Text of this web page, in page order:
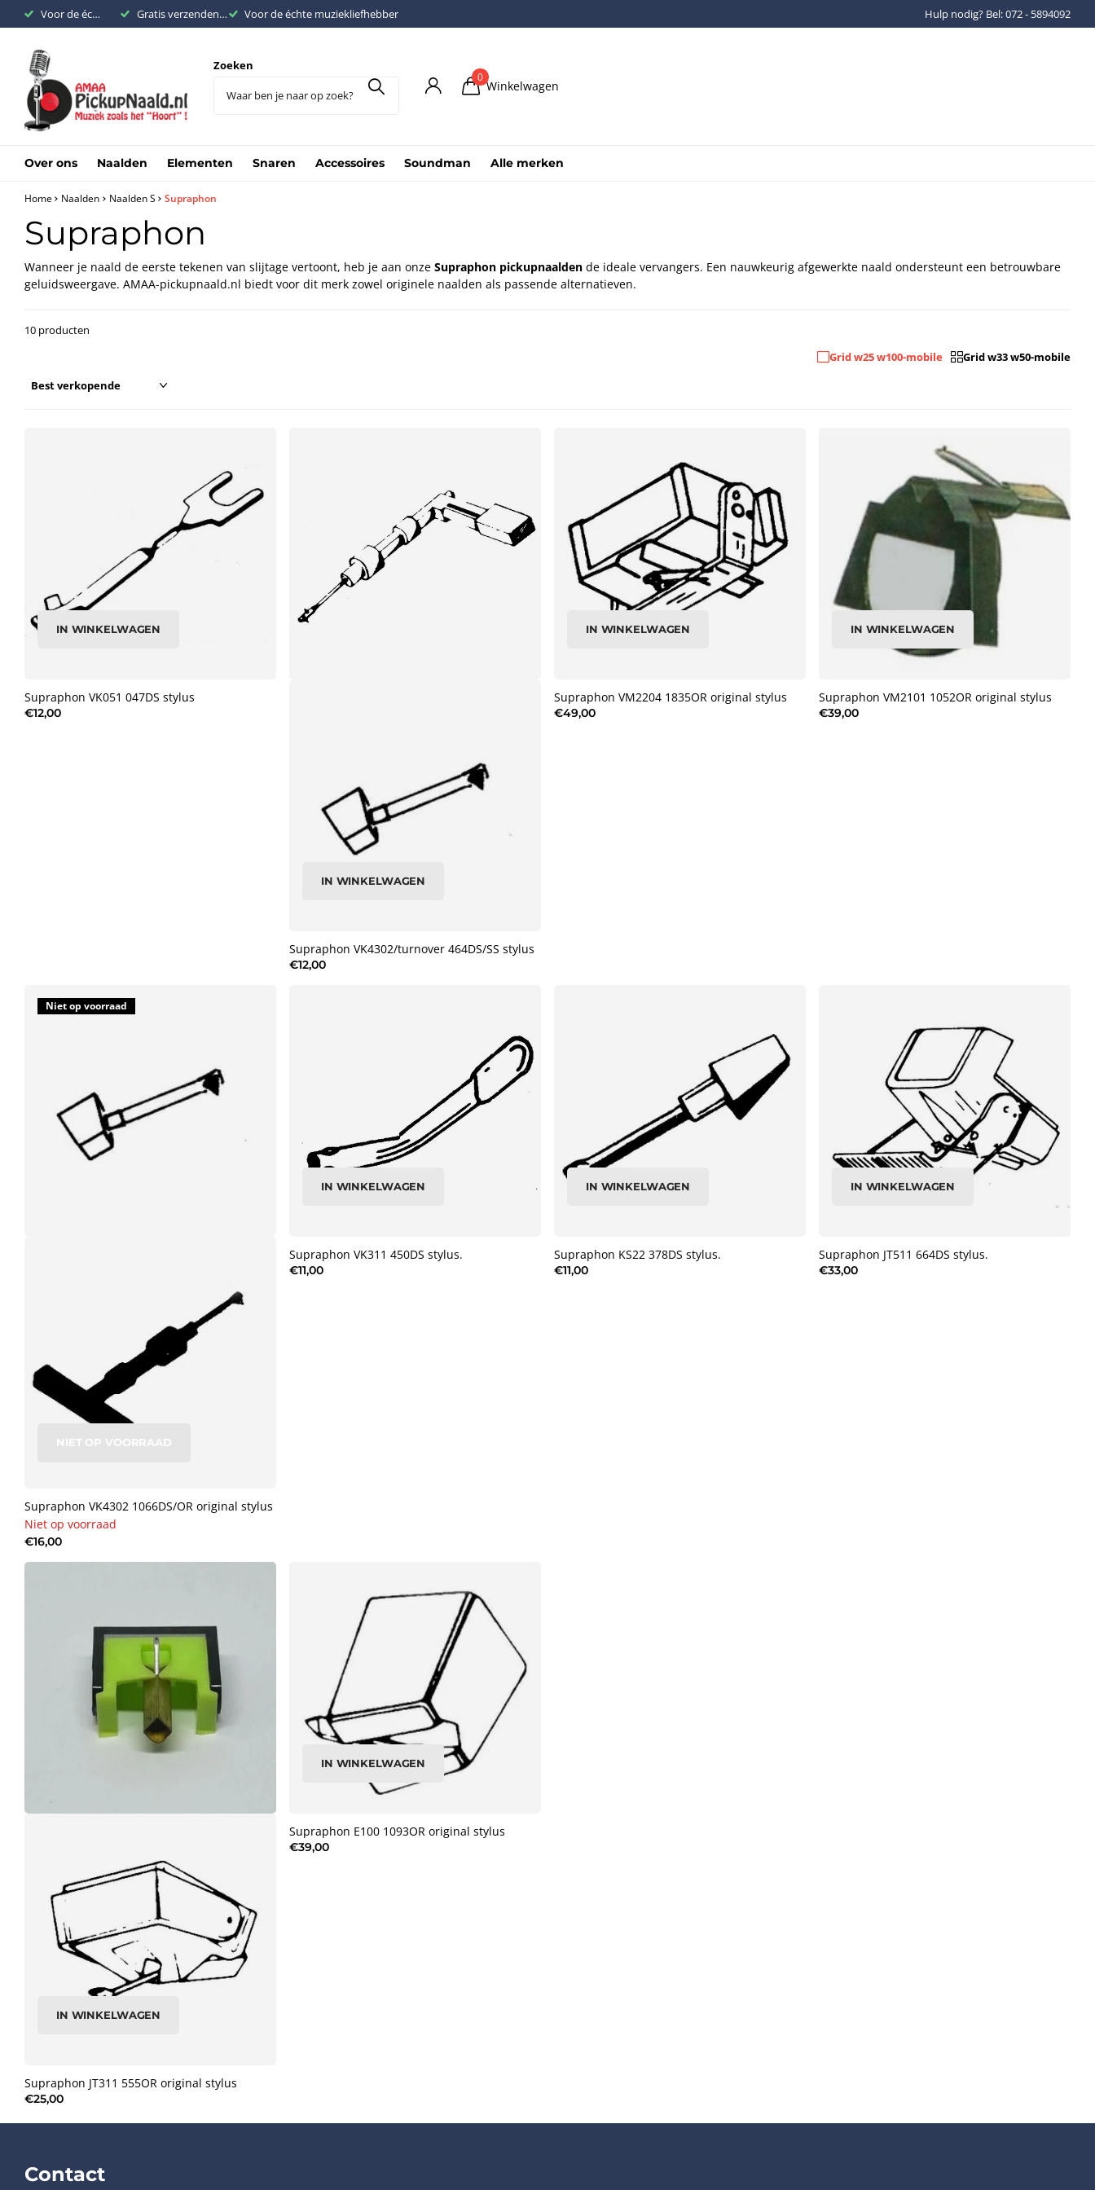
Voor de échte muziekliefhebber Gratis verzenden binnen Nederland vanaf €200,- Voor de échte muziekliefhebber Gratis verzenden binnen
Hulp nodig? Bel: 072 - 5894092
Zoeken
0
Winkelwagen
Over ons Naalden Elementen Snaren Accessoires Soundman Alle merken
Home Naalden Naalden S Supraphon
Supraphon
Wanneer je naald de eerste tekenen van slijtage vertoont, heb je aan onze Supraphon pickupnaalden de ideale vervangers. Een nauwkeurig afgewerkte naald ondersteunt een betrouwbare
geluidsweergave. AMAA-pickupnaald.nl biedt voor dit merk zowel originele naalden als passende alternatieven.
10 producten
Grid w25 w100-mobile
Grid w33 w50-mobile
IN WINKELWAGEN
Supraphon VK051 047DS stylus
€12,00
IN WINKELWAGEN
Supraphon VK4302/turnover 464DS/SS stylus
€12,00
IN WINKELWAGEN
Supraphon VM2204 1835OR original stylus
€49,00
IN WINKELWAGEN
Supraphon VM2101 1052OR original stylus
€39,00
Niet op voorraad
NIET OP VOORRAAD
Supraphon VK4302 1066DS/OR original stylus
Niet op voorraad
€16,00
IN WINKELWAGEN
Supraphon VK311 450DS stylus.
€11,00
IN WINKELWAGEN
Supraphon KS22 378DS stylus.
€11,00
IN WINKELWAGEN
Supraphon JT511 664DS stylus.
€33,00
IN WINKELWAGEN
Supraphon JT311 555OR original stylus
€25,00
IN WINKELWAGEN
Supraphon E100 1093OR original stylus
€39,00
Contact